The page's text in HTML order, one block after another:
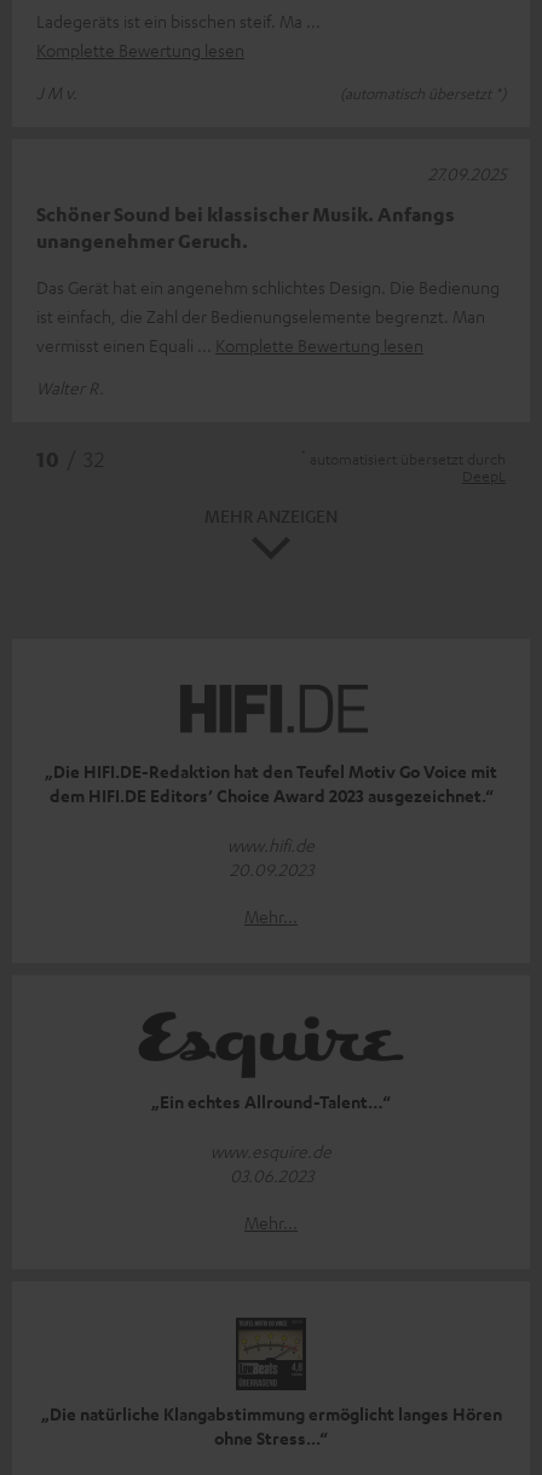
Ladegeräts ist ein bisschen steif. Ma
Komplette Bewertung lesen
J M v.
(automatisch übersetzt *)
Schöner Sound bei klassischer Musik. Anfangs
unangenehmer Geruch.
Das Gerät hat ein angenehm schlichtes Design. Die Bedienung
ist einfach, die Zahl der Bedienungselemente begrenzt. Man
vermisst einen Equali
Komplette Bewertung lesen
Walter R.
27.09.2025
„Die HIFI.DE-Redaktion hat den Teufel Motiv Go Voice mit
dem HIFI.DE Editors’ Choice Award 2023 ausgezeichnet.“
www.hifi.de
20.09.2023
Mehr...
„Ein echtes Allround-Talent…“
www.esquire.de
03.06.2023
Mehr...
„Die natürliche Klangabstimmung ermöglicht langes Hören
ohne Stress...“